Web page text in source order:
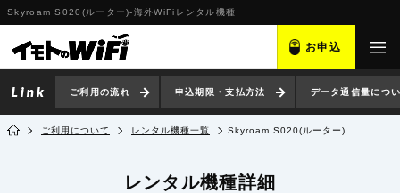
Skyroam S020(ルーター)-海外WiFiレンタル機種
お申込
ご利用の流れ 申込期限・支払方法 データ通信量につ
ご利用について レンタル機種一覧 Skyroam S020(ルーター)
レンタル機種詳細